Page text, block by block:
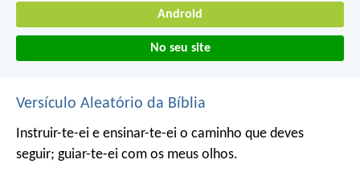
Android
No seu site
Versículo Aleatório da Bíblia
Instruir-te-ei e ensinar-te-ei o caminho que deves
seguir; guiar-te-ei com os meus olhos.